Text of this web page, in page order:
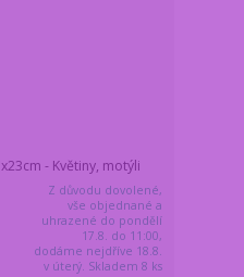
- Květiny, motýli
Z důvodu dovolené,
vše objednané a
uhrazené do pondělí
17.8. do 11:00,
dodáme nejdříve 18.8.
v úterý. Skladem 8 ks